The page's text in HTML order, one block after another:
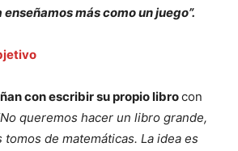
enseñamos más como un juego”.
con escribir su propio librocon
queremos hacer un libro grande,
de matemáticas. La idea es